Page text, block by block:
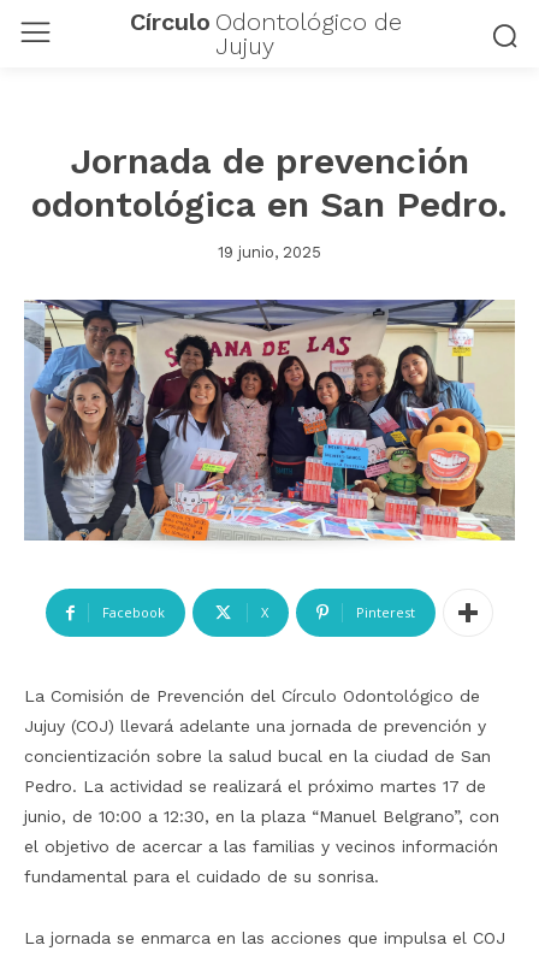
Círculo Odontológico de
Jujuy
Jornada de prevención
odontológica en San Pedro.
19 junio, 2025
Facebook X Pinterest
La Comisión de Prevención del Círculo Odontológico de
Jujuy (COJ) llevará adelante una jornada de prevención y
concientización sobre la salud bucal en la ciudad de San
Pedro. La actividad se realizará el próximo martes 17 de
junio, de 10:00 a 12:30, en la plaza “Manuel Belgrano”, con
el objetivo de acercar a las familias y vecinos información
fundamental para el cuidado de su sonrisa.
La jornada se enmarca en las acciones que impulsa el COJ